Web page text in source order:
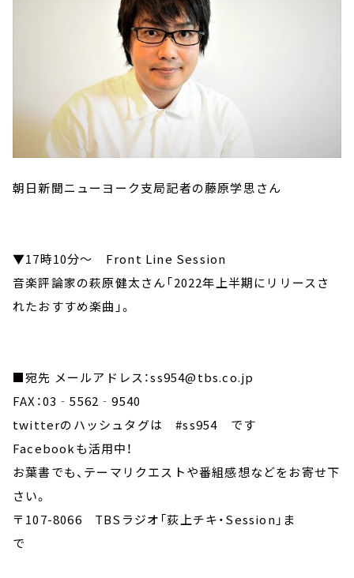
朝日新聞ニューヨーク支局記者の藤原学思さん
▼17時10分～ Front Line Session
音楽評論家の萩原健太さん「2022年上半期にリリースさ
れたおすすめ楽曲」。
■宛先 メールアドレス：ss954@tbs.co.jp
FAX：03‐5562‐9540
twitterのハッシュタグは #ss954 です
Facebookも活用中！
お葉書でも、テーマリクエストや番組感想などをお寄せ下
さい。
〒107-8066 TBSラジオ「荻上チキ・Session」ま
で